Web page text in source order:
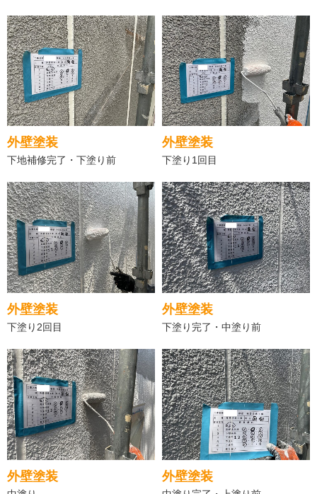
外壁塗装
下地補修完了・下塗り前
外壁塗装
下塗り1回目
外壁塗装
下塗り2回目
外壁塗装
下塗り完了・中塗り前
外壁塗装 外壁塗装